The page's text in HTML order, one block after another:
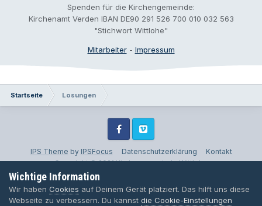
Spenden für die Kirchengemeinde:
Kirchenamt Verden IBAN DE90 291 526 700 010 032 563
"Stichwort Wittlohe"
Mitarbeiter- Impressum
Startseite Losungen
IPS Theme by IPSFocus Datenschutzerklärung Kontakt
FacebookVimeo
Copyright © 2021 Kirchengemeinde Wittlohe
Powered by Invision Community
Wichtige Information
Wir haben Cookies auf Deinem Gerät platziert. Das hilft uns diese
Webseite zu verbessern. Du kannst die Cookie-Einstellungen